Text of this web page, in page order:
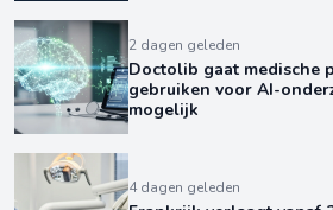
2 dagen geleden
Doctolib gaat medische
gebruiken voor AI-
mogelijk
4 dagen geleden